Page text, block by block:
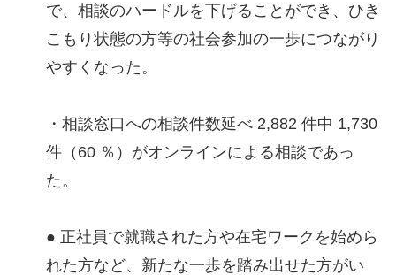
で、相談のハードルを下げることができ、ひき
こもり状態の方等の社会参加の一歩につながり
やすくなった。
・相談窓口への相談件数延べ 2,882 件中 1,730
件（60 ％）がオンラインによる相談であっ
た。
● 正社員で就職された方や在宅ワークを始めら
れた方など、新たな一歩を踏み出せた方がい